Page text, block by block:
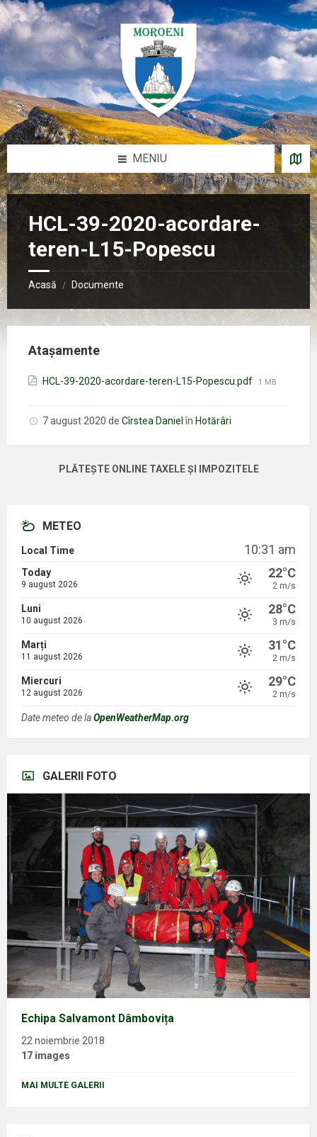
Sari
la
conținut
Salt
la
bara
laterală
stângă
Salt
la
bara
laterală
dreaptă
Salt
la
subsol
MENIU
HCL-39-2020-acordare-
teren-L15-Popescu
Acasă / Documente
Atașamente
HCL-39-2020-acordare-teren-L15-Popescu.pdf Mărimea
1 MB
7 august 2020 de Cîrstea Daniel în Hotărâri
PLĂTEȘTE ONLINE TAXELE ȘI IMPOZITELE
METEO
Local Time 10:31 am
Today
9 august 2026
22°C
2 m/s
Luni
10 august 2026
28°C
3 m/s
Marți
11 august 2026
31°C
2 m/s
Miercuri
12 august 2026
29°C
2 m/s
Date meteo de laOpenWeatherMap.org
GALERII FOTO
Echipa Salvamont Dâmbovița
22 noiembrie 2018
17 images
MAI MULTE GALERII